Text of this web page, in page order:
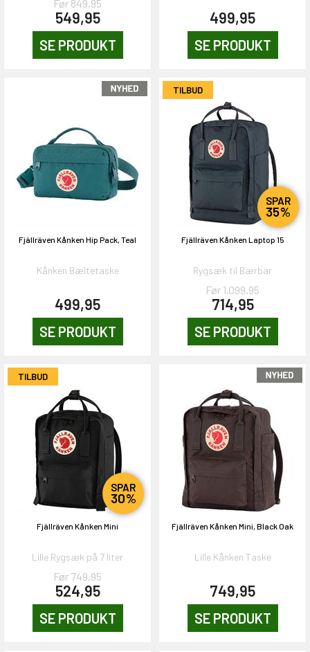
Før 849,95
549,95
SE PRODUKT
499,95
SE PRODUKT
Fjällräven Kånken Hip Pack, Teal
Kånken Bæltetaske
499,95
SE PRODUKT
TILBUD
SPAR
35%
Fjällräven Kånken Laptop 15
Rygsæk til Bærbar
Før 1.099,95
714,95
SE PRODUKT
TILBUD
SPAR
30%
Fjällräven Kånken Mini
Lille Rygsæk på 7 liter
Før 749,95
524,95
SE PRODUKT
Fjällräven Kånken Mini, Black Oak
Lille Kånken Taske
749,95
SE PRODUKT